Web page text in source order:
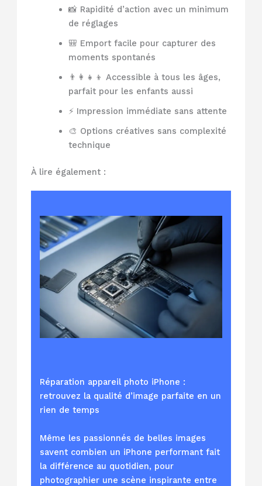
📸 Rapidité d’action avec un minimum
de réglages
🎒 Emport facile pour capturer des
moments spontanés
👨‍👩‍👧‍👦 Accessible à tous les âges,
parfait pour les enfants aussi
⚡ Impression immédiate sans attente
🎨 Options créatives sans complexité
technique
À lire également :
Réparation appareil photo iPhone :
retrouvez la qualité d’image parfaite en un
rien de temps
Même les passionnés de belles images
savent combien un iPhone performant fait
la différence au quotidien, pour
photographier une scène inspirante entre